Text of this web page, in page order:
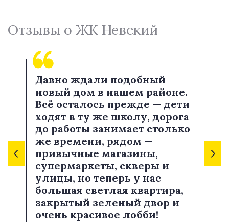
Отзывы о ЖК Невский
Давно ждали подобный
новый дом в нашем районе.
Всё осталось прежде — дети
ходят в ту же школу, дорога
до работы занимает столько
же времени, рядом —
привычные магазины,
супермаркеты, скверы и
улицы, но теперь у нас
большая светлая квартира,
закрытый зеленый двор и
очень красивое лобби!